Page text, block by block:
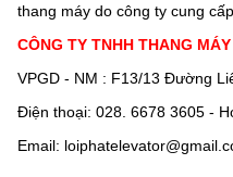
thang máy do công ty cung
CÔNG TY TNHH THANG
VPGD - NM : F13/13 Đường
Điện thoại: 028. 6678 3605 -
Email: